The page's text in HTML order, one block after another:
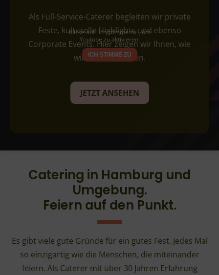
Klicke auf "Ich stimme zu", um
Youtube zu aktivieren
ICH STIMME ZU
Als Full-Service-Caterer begleiten wir private
Feste, kulturelle Highlights und ebenso
Corporate Events. Hier zeigen wir Ihnen, wie
wir für Sie arbeiten.
JETZT ANSEHEN
Catering in Hamburg und
Umgebung.
Feiern auf den Punkt.
Es gibt viele gute Gründe für ein gutes Fest. Jedes Mal
so einzigartig wie die Menschen, die miteinander
feiern. Als Caterer mit über 30 Jahren Erfahrung